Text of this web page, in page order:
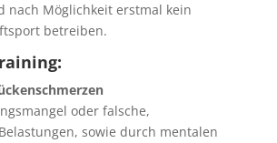
nach Möglichkeit erstmal kein
betreiben.
oder falsche,
sowie durch mentalen